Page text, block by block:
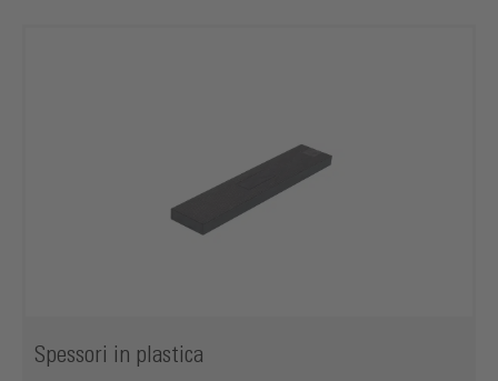
Spessori in plastica